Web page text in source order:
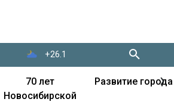
+26.1
70 лет
Новосибирской
Развитие города
›